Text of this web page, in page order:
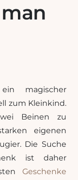
magischer
zum Kleinkind.
Beinen zu
eigenen
Die Suche
ist daher
Geschenke